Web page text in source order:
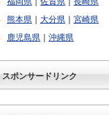
熊本県
大分県
宮崎県
鹿児島県
沖縄県
スポンサードリンク